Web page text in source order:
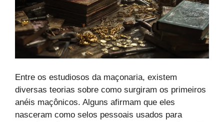
Entre os estudiosos da maçonaria, existem
diversas teorias sobre como surgiram os primeiros
anéis maçônicos. Alguns afirmam que eles
nasceram como selos pessoais usados para